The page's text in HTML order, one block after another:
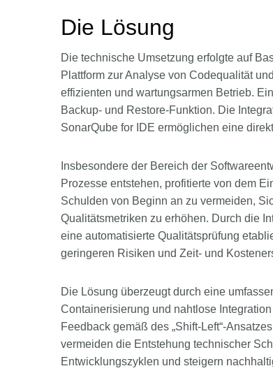
Die Lösung
Die technische Umsetzung erfolgte auf
Plattform zur Analyse von Codequalität
effizienten und wartungsarmen Betrieb.
Backup- und Restore-Funktion. Die
SonarQube for IDE ermöglichen eine
Insbesondere der Bereich der
Prozesse entstehen, profitierte von dem
Schulden von Beginn an zu vermeiden,
Qualitätsmetriken zu erhöhen. Durch die
eine automatisierte Qualitätsprüfung
geringeren Risiken und Zeit- und
Die Lösung überzeugt durch eine
Containerisierung und nahtlose
Feedback gemäß des „Shift-Left“-
vermeiden die Entstehung technischer
Entwicklungszyklen und steigern